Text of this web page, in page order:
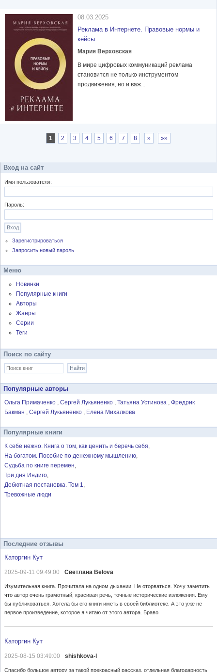
08.03.2025
Реклама в Интернете. Правовые нормы и
кейсы
Мария Верховская
В мире цифровых коммуникаций реклама
становится не только инструментом
продвижения, но и важ...
1 2 3 4 5 6 7 8 » »»
Вход на сайт
Имя пользователя:
Пароль:
Зарегистрироваться
Запросить новый пароль
Меню
Новинки
Популярные книги
Авторы
Жанры
Серии
Теги
Поиск по сайту
Популярные авторы
Ольга Примаченко Сергей Лукьяненко Татьяна Устинова
Фредрик
Бакман
Сергей Лукьяненко Елена Михалкова
Популярные книги
К себе нежно. Книга о том, как ценить и беречь себя
На богатом. Пособие по денежному мышлению
Судьба по книге перемен
Три дня Индиго
Дебютная постановка. Том 1
Тревожные люди
Последние отзывы
Каторгин Кут
2025-09-11 09:49:00 Светлана Belova
Изумительная книга. Прочитала на одном дыхании. Не оторваться. Хочу заметить
что автор очень грамотный, красивая речь, точные исторические изложения. Ему
бы публиковаться. Хотела бы его книги иметь в своей библиотеке. А это уже не
первое произведение, которое я читаю от этого автора. Браво
Каторгин Кут
2025-08-15 03:49:00 shishkova-l
Спасибо большое автору за такой прекрасный рассказ, отдельная благодарность